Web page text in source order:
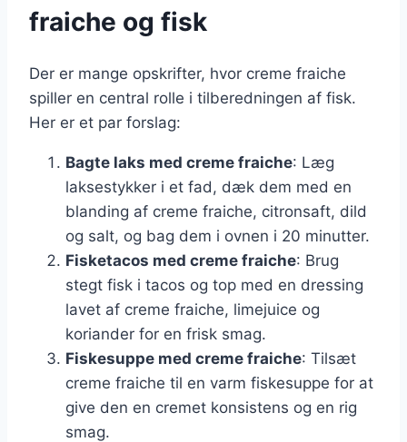
fraiche og fisk
Der er mange opskrifter, hvor creme fraiche
spiller en central rolle i tilberedningen af fisk.
Her er et par forslag:
Bagte laks med creme fraiche: Læg
laksestykker i et fad, dæk dem med en
blanding af creme fraiche, citronsaft, dild
og salt, og bag dem i ovnen i 20 minutter.
Fisketacos med creme fraiche: Brug
stegt fisk i tacos og top med en dressing
lavet af creme fraiche, limejuice og
koriander for en frisk smag.
Fiskesuppe med creme fraiche: Tilsæt
creme fraiche til en varm fiskesuppe for at
give den en cremet konsistens og en rig
smag.